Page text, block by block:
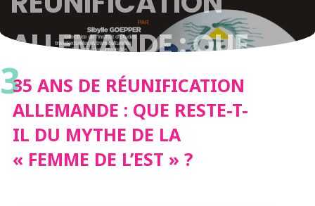
ALLEMANDE : QUE
RESTE-T-IL DU
MYTHE DE LA
« FEMME DE L’EST » ?
335 ANS DE RÉUNIFICATION
ALLEMANDE : QUE RESTE-T-
IL DU MYTHE DE LA
« FEMME DE L’EST » ?